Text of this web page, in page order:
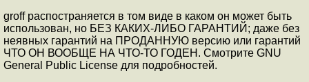
groff распостраняется в том виде в каком он может быть
использован, но БЕЗ КАКИХ-ЛИБО ГАРАНТИЙ; даже без
неявных гарантий на ПРОДАННУЮ версию или гарантий
ЧТО ОН ВООБЩЕ НА ЧТО-ТО ГОДЕН. Смотрите GNU
General Public License для подробностей.